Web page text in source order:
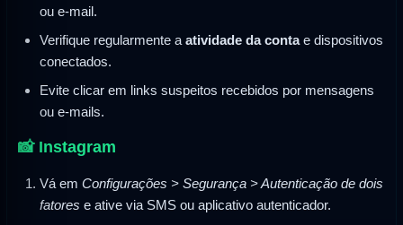
ou e-mail.
Verifique regularmente a atividade da contae dispositivos
conectados.
Evite clicar em links suspeitos recebidos por mensagens
ou e-mails.
📸 Instagram
Vá em Configurações > Segurança > Autenticação de dois
fatores e ative via SMS ou aplicativo autenticador.